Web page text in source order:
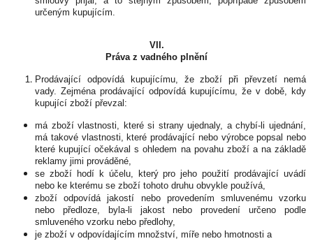
určeným kupujícím.
VII.
Práva z vadného plnění
Prodávající odpovídá kupujícímu, že zboží při převzetí nemá
vady. Zejména prodávající odpovídá kupujícímu, že v době, kdy
kupující zboží převzal:
má zboží vlastnosti, které si strany ujednaly, a chybí-li ujednání,
má takové vlastnosti, které prodávající nebo výrobce popsal nebo
které kupující očekával s ohledem na povahu zboží a na základě
reklamy jimi prováděné,
se zboží hodí k účelu, který pro jeho použití prodávající uvádí
nebo ke kterému se zboží tohoto druhu obvykle používá,
zboží odpovídá jakostí nebo provedením smluvenému vzorku
nebo předloze, byla-li jakost nebo provedení určeno podle
smluveného vzorku nebo předlohy,
je zboží v odpovídajícím množství, míře nebo hmotnosti a